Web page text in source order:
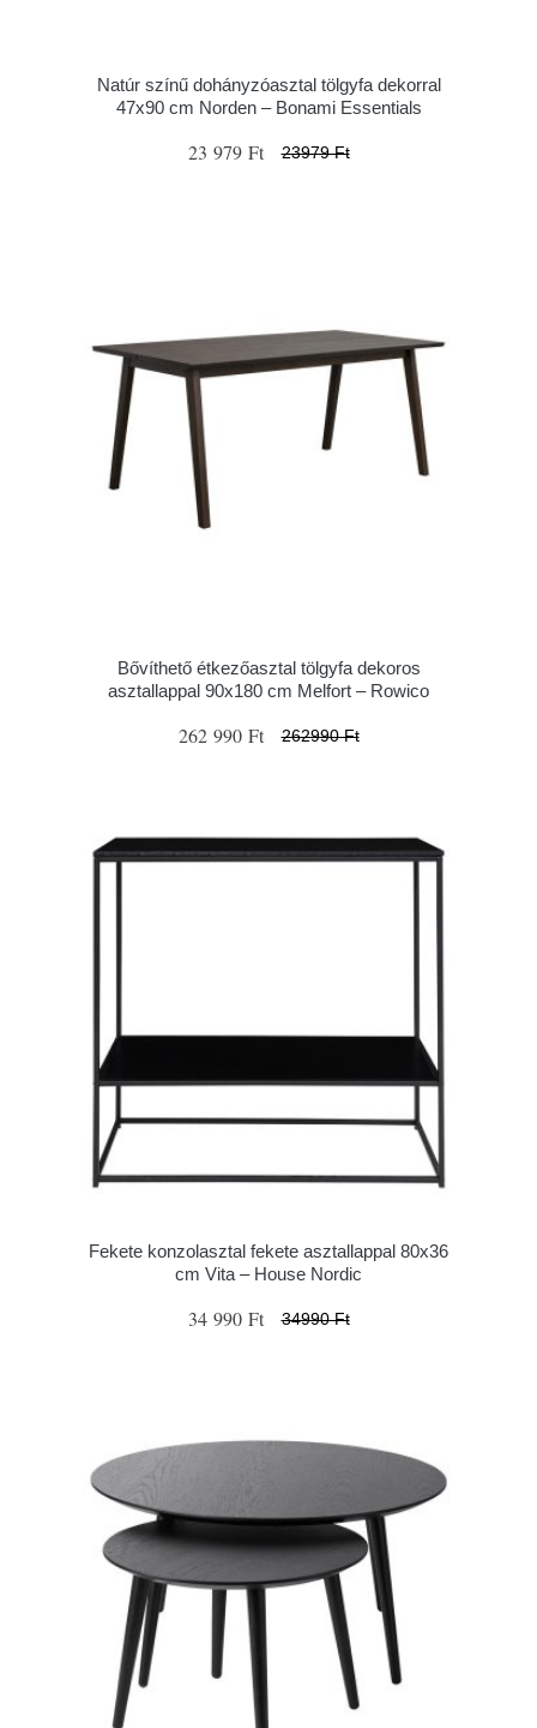
Natúr színű dohányzóasztal tölgyfa dekorral
47x90 cm Norden – Bonami Essentials
23 979 Ft 23979 Ft
Bővíthető étkezőasztal tölgyfa dekoros
asztallappal 90x180 cm Melfort – Rowico
262 990 Ft 262990 Ft
Fekete konzolasztal fekete asztallappal 80x36
cm Vita – House Nordic
34 990 Ft 34990 Ft